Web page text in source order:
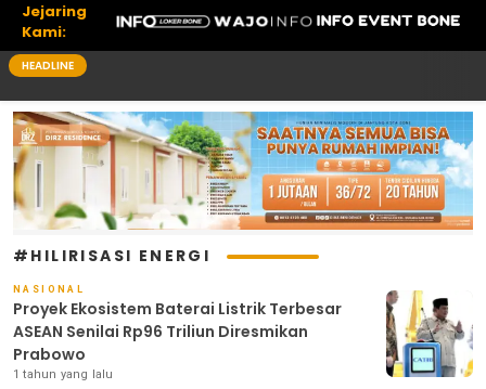
Jejaring
Kami:
HEADLINE
#HILIRISASI ENERGI
NASIONAL
Proyek Ekosistem Baterai Listrik Terbesar
ASEAN Senilai Rp96 Triliun Diresmikan
Prabowo
1 tahun yang lalu